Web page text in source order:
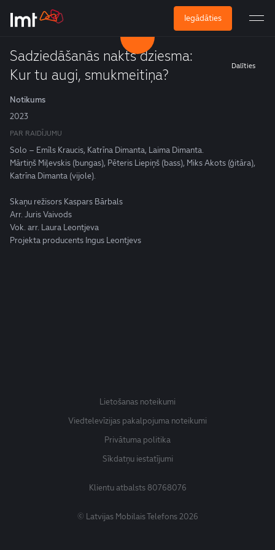
Iegādāties
Sadziedāšanās nakts dziesma:
Kur tu augi, smukmeitiņa?
Dalīties
Notikums
2023
PAR RAIDĪJUMU
Solo – Emīls Kraucis, Katrīna Dimanta, Laima Dimanta.
Mārtiņš Miļevskis (bungas), Pēteris Liepiņš (bass), Miks Akots (ģitāra),
Katrīna Dimanta (vijole).
Skaņu režisors Kaspars Bārbals
Arr. Juris Vaivods
Vok. arr. Laura Leontjeva
Projekta producents Ingus Leontjevs
Lietošanas noteikumi
Viedtelevīzijas pakalpojuma noteikumi
Privātuma politika
Sīkdatņu iestatījumi
Klientu atbalsts80768076
© Latvijas Mobilais Telefons 2026